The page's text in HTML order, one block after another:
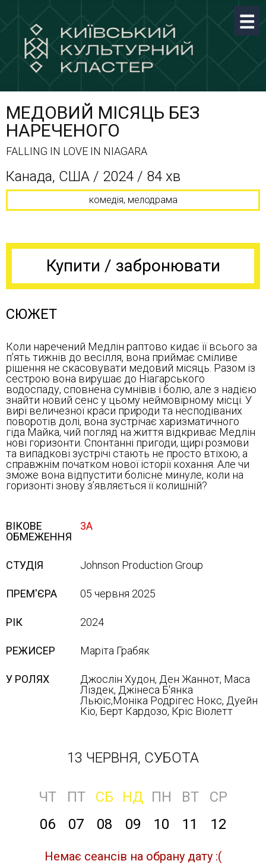
МЕДОВИЙ МІСЯЦЬ БЕЗ
НАРЕЧЕНОГО
FALLING IN LOVE IN NIAGARA
Канада, США / 2024 / 84 хв
комедія, мелодрама
Купити / забронювати
СЮЖЕТ
Коли наречений Медлін раптово кидає її всього за
п’ять тижнів до весілля, вона приймає сміливе
рішення не скасовувати медовий місяць. Разом із
сестрою вона вирушає до Ніагарського
водоспаду, сповнена сумнівів і болю, але з надією
знайти новий сенс у цьому неймовірному місці. У
вирі величезної краси природи та несподіваних
поворотів долі, вона зустрічає харизматичного
гіда Майка, чий погляд на життя відкриває Медлін
нові горизонти. Спонтанні пригоди, щирі розмови
та випадкові зустрічі стають не просто втіхою, а
справжнім початком нової історії кохання. Але чи
зможе вона відпустити болісне минуле, коли на
горизонті знову з’являється її колишній?
ВІКОВЕ
ОБМЕЖЕННЯ
3А
СТУДІЯ Johnson Production Group
ПРЕМ'ЄРА 05 червня 2025
РІК 2024
РЕЖИСЕР Маріта Грабяк
У РОЛЯХ
Джослін Худон, Ден Жаннот, Маса
Ліздек, Джінеса Б'янка
Льюїс,Моніка Родрігес Нокс, Дуейн
Кіо, Берт Кардозо, Кріс Віолетт
13 ЧЕРВНЯ, СУБОТА
ЧТ ПТ СБ НД ПН ВТ
СР
06
07 08 09 10 11 12
Немає сеансів на обрану дату :(